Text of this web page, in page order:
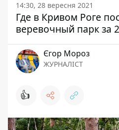
14:30, 28 вересня 2021
Где в Кривом Роге
веревочный парк за
Єгор Мороз
ЖУРНАЛІСТ
👍